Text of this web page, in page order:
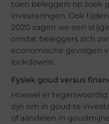
toen beleggers op zoek
investeringen. Ook
2020 zagen we een
omdat beleggers zich
economische gevolgen
lockdowns.
Fysiek goud versus
Hoewel er
zijn om in goud te
of aandelen in